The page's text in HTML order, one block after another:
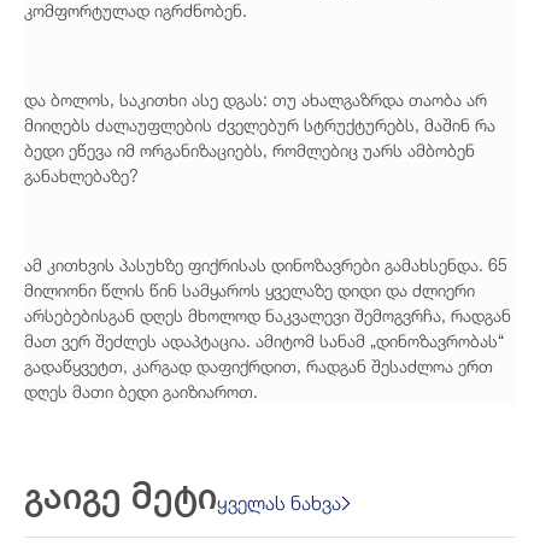
კომფორტულად იგრძნობენ.
და ბოლოს, საკითხი ასე დგას: თუ ახალგაზრდა თაობა არ
მიიღებს ძალაუფლების ძველებურ სტრუქტურებს, მაშინ რა
ბედი ეწევა იმ ორგანიზაციებს, რომლებიც უარს ამბობენ
განახლებაზე?
ამ კითხვის პასუხზე ფიქრისას დინოზავრები გამახსენდა. 65
მილიონი წლის წინ სამყაროს ყველაზე დიდი და ძლიერი
არსებებისგან დღეს მხოლოდ ნაკვალევი შემოგვრჩა, რადგან
მათ ვერ შეძლეს ადაპტაცია. ამიტომ სანამ „დინოზავრობას“
გადაწყვეტთ, კარგად დაფიქრდით, რადგან შესაძლოა ერთ
დღეს მათი ბედი გაიზიაროთ.
გაიგე მეტიყველას ნახვა